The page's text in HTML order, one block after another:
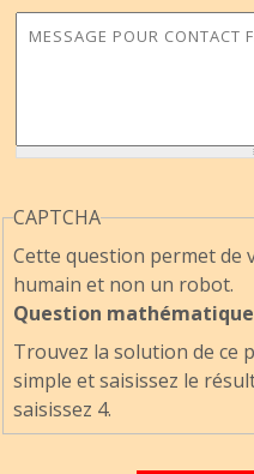
Message pour Contact
CAPTCHA
Cette question permet de
humain et non un robot.
Question mathématique
Trouvez la solution de ce
simple et saisissez le
saisissez 4.